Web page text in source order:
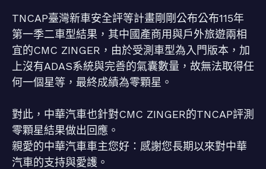
TNCAP臺灣新車安全評等計畫剛剛公布公布115年
第一季二車型結果，其中國產商用與戶外旅遊兩相
宜的CMC ZINGER，由於受測車型為入門版本，加
上沒有ADAS系統與完善的氣囊數量，故無法取得任
何一個星等，最終成績為零顆星。
對此，中華汽車也針對CMC ZINGER的TNCAP評測
零顆星結果做出回應。
親愛的中華汽車車主您好：感謝您長期以來對中華
汽車的支持與愛護。